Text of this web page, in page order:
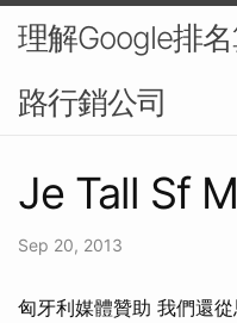
理解Google排
路行銷公司
Je Tall Sf
Sep 20, 2013
匈牙利媒體贊助 我們還